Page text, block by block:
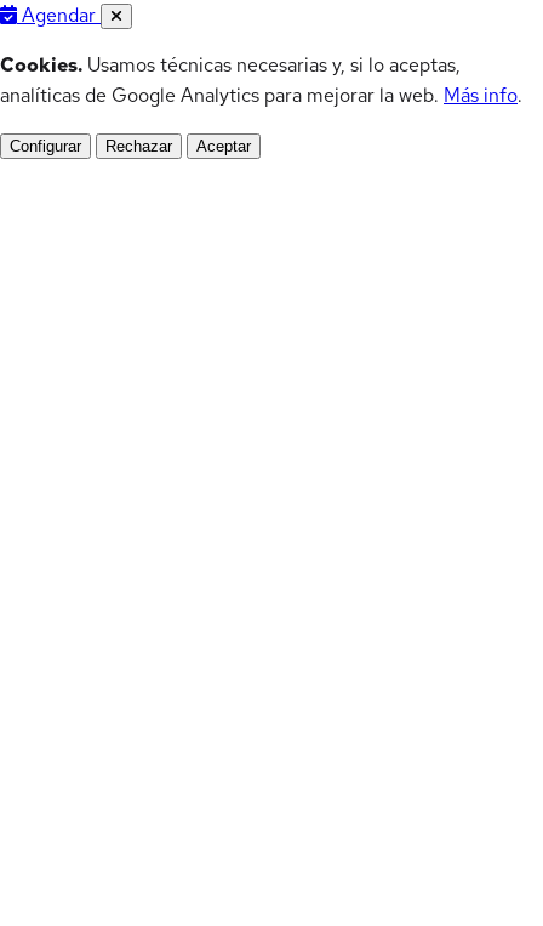
Agendar
Cookies. Usamos técnicas necesarias y, si lo aceptas,
analíticas de Google Analytics para mejorar la web. Más info.
Configurar Rechazar Aceptar